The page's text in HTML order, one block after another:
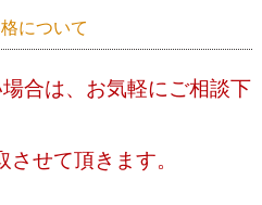
について
合は、お気軽にご相談下
せて頂きます。